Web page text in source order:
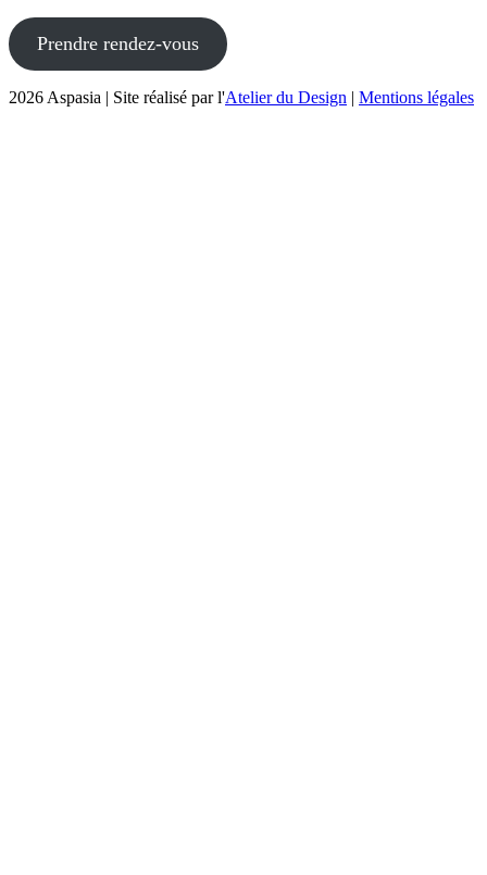
Prendre rendez-vous
2026 Aspasia | Site réalisé par l'Atelier du Design | Mentions légales